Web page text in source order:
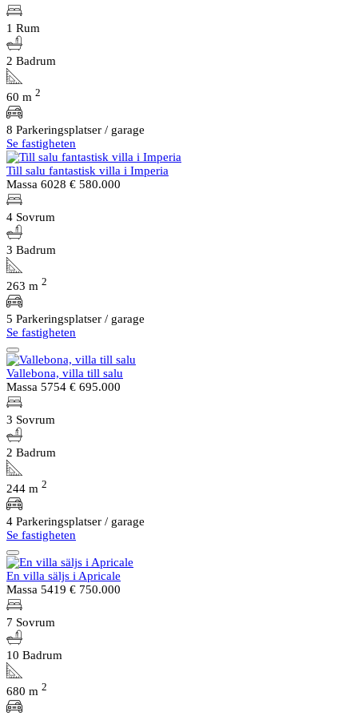
1 Rum
2 Badrum
60 m 2
8 Parkeringsplatser / garage
Se fastigheten
Till salu fantastisk villa i Imperia
Massa 6028 € 580.000
4 Sovrum
3 Badrum
263 m 2
5 Parkeringsplatser / garage
Se fastigheten
Vallebona, villa till salu
Massa 5754 € 695.000
3 Sovrum
2 Badrum
244 m 2
4 Parkeringsplatser / garage
Se fastigheten
En villa säljs i Apricale
Massa 5419 € 750.000
7 Sovrum
10 Badrum
680 m 2